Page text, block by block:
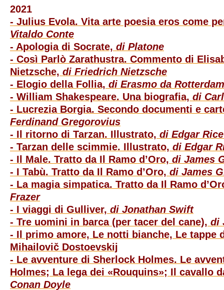
2021
- Julius Evola. Vita arte poesia eros come
Vitaldo Conte
- Apologia di Socrate, di Platone
- Così Parlò Zarathustra. Commento di
Nietzsche, di Friedrich Nietzsche
- Elogio della Follia, di Erasmo da Rotterdam
- William Shakespeare. Una biografia, di
- Lucrezia Borgia. Secondo documenti e
Ferdinand Gregorovius
- Il ritorno di Tarzan. Illustrato, di Edgar
- Tarzan delle scimmie. Illustrato, di Edgar
- Il Male. Tratto da Il Ramo d’Oro, di James
- I Tabù. Tratto da Il Ramo d’Oro, di James
- La magia simpatica. Tratto da Il Ramo
Frazer
- I viaggi di Gulliver, di Jonathan Swift
- Tre uomini in barca (per tacer del cane), di
- Il primo amore, Le notti bianche, Le tappe
Mihailovič Dostoevskij
- Le avventure di Sherlock Holmes. Le
Holmes; La lega dei «Rouquins»; Il cavallo
Conan Doyle